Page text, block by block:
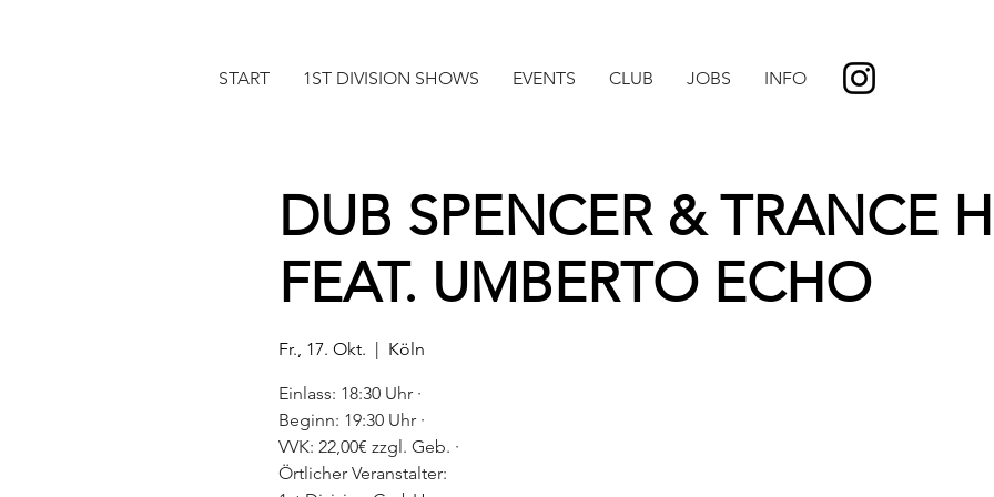
START 1ST DIVISION SHOWS EVENTS CLUB JOBS INFO
DUB SPENCER & TRANCE
FEAT. UMBERTO ECHO
Fr., 17. Okt.
  |
Köln
Einlass: 18:30 Uhr ·
Beginn: 19:30 Uhr ·
VVK: 22,00€ zzgl. Geb. ·
Örtlicher Veranstalter: